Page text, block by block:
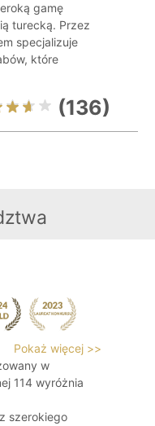
gamę
turecką. Przez
specjalizuje
które
(136)
Pokaż więcej >>
w
114 wyróżnia
szerokiego